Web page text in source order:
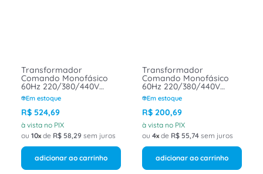
Transformador
Comando Monofásico
60Hz 220/380/440V
110/220V 500 VA
50TMC029 Minuzzi
Em estoque
R$ 524,69
à vista no PIX
ou 10 de R$ 58,29 sem juros
adicionar ao carrinho
Transformador
Comando Monofásico
60Hz 220/380/440V
110/220V 100 VA
10TMC029 Minuzzi
Em estoque
R$ 200,69
à vista no PIX
ou 4 de R$ 55,74 sem juros
adicionar ao carrinho